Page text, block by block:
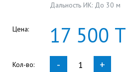
Дальность ИК: До 30 м
Цена: 17 500 Т
Кол-во: - +